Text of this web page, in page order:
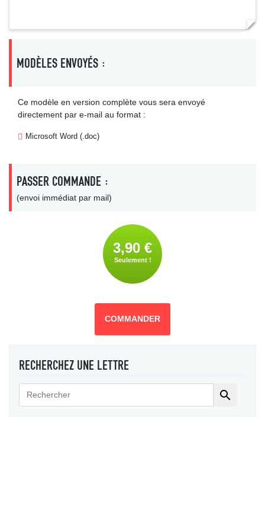
MODÈLES ENVOYÉS :
Ce modèle en version complète vous sera envoyé
directement par e-mail au format :
Microsoft Word (.doc)
PASSER COMMANDE :
(envoi immédiat par mail)
3,90 €
Seulement !
COMMANDER
RECHERCHEZ UNE LETTRE
